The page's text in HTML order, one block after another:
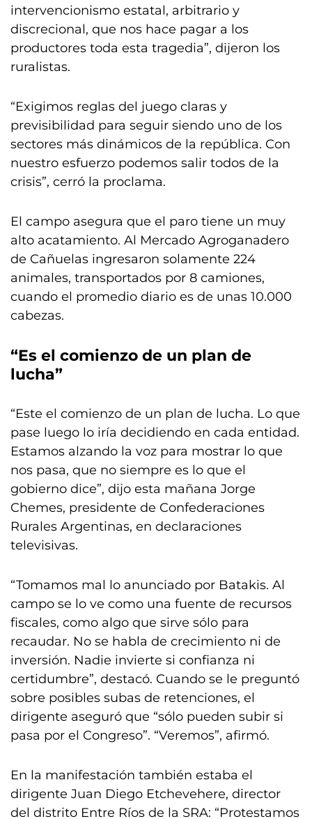
intervencionismo estatal, arbitrario y
discrecional, que nos hace pagar a los
productores toda esta tragedia”, dijeron los
ruralistas.
“Exigimos reglas del juego claras y
previsibilidad para seguir siendo uno de los
sectores más dinámicos de la república. Con
nuestro esfuerzo podemos salir todos de la
crisis”, cerró la proclama.
El campo asegura que el paro tiene un muy
alto acatamiento. Al Mercado Agroganadero
de Cañuelas ingresaron solamente 224
animales, transportados por 8 camiones,
cuando el promedio diario es de unas 10.000
cabezas.
“Es el comienzo de un plan de
lucha”
“Este el comienzo de un plan de lucha. Lo que
pase luego lo iría decidiendo en cada entidad.
Estamos alzando la voz para mostrar lo que
nos pasa, que no siempre es lo que el
gobierno dice”, dijo esta mañana Jorge
Chemes, presidente de Confederaciones
Rurales Argentinas, en declaraciones
televisivas.
“Tomamos mal lo anunciado por Batakis. Al
campo se lo ve como una fuente de recursos
fiscales, como algo que sirve sólo para
recaudar. No se habla de crecimiento ni de
inversión. Nadie invierte si confianza ni
certidumbre”, destacó. Cuando se le preguntó
sobre posibles subas de retenciones, el
dirigente aseguró que “sólo pueden subir si
pasa por el Congreso”. “Veremos”, afirmó.
En la manifestación también estaba el
dirigente Juan Diego Etchevehere, director
del distrito Entre Ríos de la SRA: “Protestamos